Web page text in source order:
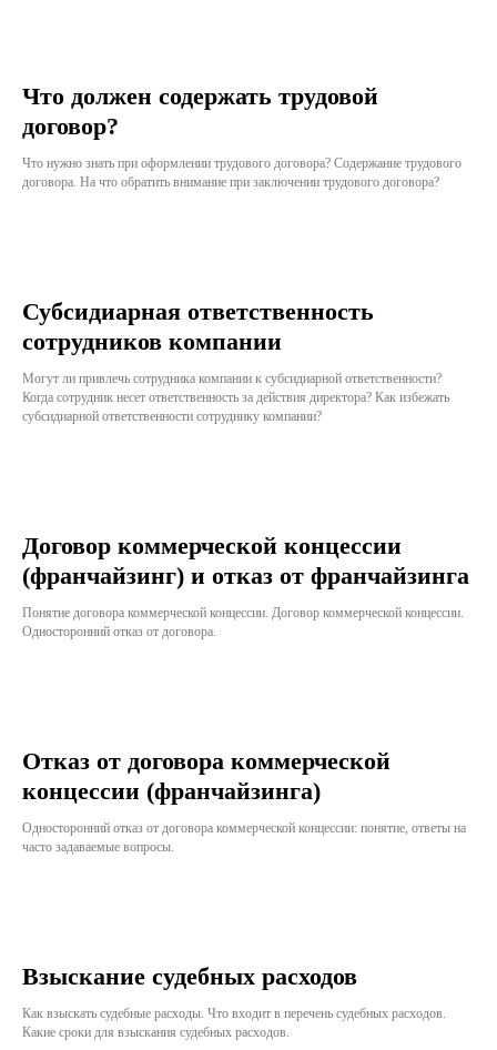
Что должен содержать трудовой
договор?
Что нужно знать при оформлении трудового договора? Содержание трудового
договора. На что обратить внимание при заключении трудового договора?
Субсидиарная ответственность
сотрудников компании
Могут ли привлечь сотрудника компании к субсидиарной ответственности?
Когда сотрудник несет ответственность за действия директора? Как избежать
субсидиарной ответственности сотруднику компании?
Договор коммерческой концессии
(франчайзинг) и отказ от франчайзинга
Понятие договора коммерческой концессии. Договор коммерческой концессии.
Односторонний отказ от договора.
Отказ от договора коммерческой
концессии (франчайзинга)
Односторонний отказ от договора коммерческой концессии: понятие, ответы на
часто задаваемые вопросы.
Взыскание судебных расходов
Как взыскать судебные расходы. Что входит в перечень судебных расходов.
Какие сроки для взыскания судебных расходов.